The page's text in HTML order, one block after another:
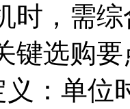
时，需
键选购
：单位